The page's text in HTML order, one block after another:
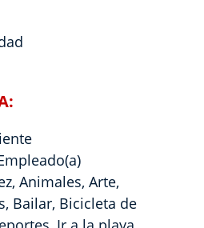
Animales, Arte,
Bailar, Bicicleta de